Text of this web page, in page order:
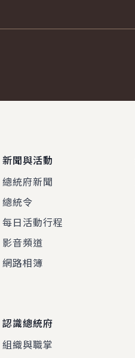
新聞與活動
總統府新聞
總統令
每日活動行程
影音頻道
網路相簿
認識總統府
組織與職掌